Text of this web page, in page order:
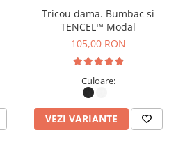
Tricou dama. Bumbac si
TENCEL™ Modal
105,00 RON
Culoare:
VEZI VARIANTE